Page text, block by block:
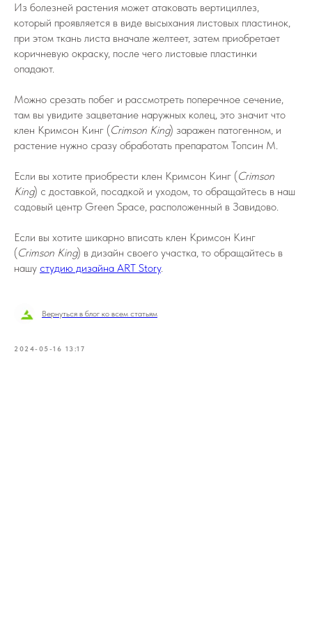
Из болезней растения может атаковать вертициллез,
который проявляется в виде высыхания листовых пластинок,
при этом ткань листа вначале желтеет, затем приобретает
коричневую окраску, после чего листовые пластинки
опадают.
Можно срезать побег и рассмотреть поперечное сечение,
там вы увидите зацветание наружных колец, это значит что
клен Кримсон Кинг (Crimson King) заражен патогенном, и
растение нужно сразу обработать препаратом Топсин М.
Если вы хотите приобрести клен Кримсон Кинг (Crimson
King) с доставкой, посадкой и уходом, то обращайтесь в наш
садовый центр Green Space, расположенный в Завидово.
Если вы хотите шикарно вписать клен Кримсон Кинг
(Crimson King) в дизайн своего участка, то обращайтесь в
нашу студию дизайна ART Story.
Вернуться в блог ко всем статьям
2024-05-16 13:17